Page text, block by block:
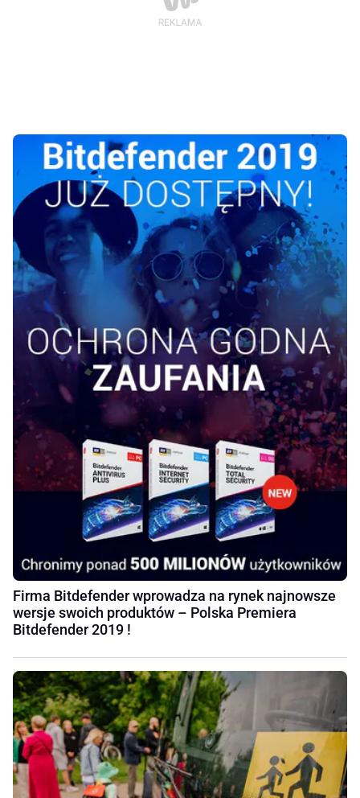
Firma Bitdefender wprowadza na rynek najnowsze
wersje swoich produktów – Polska Premiera
Bitdefender 2019 !